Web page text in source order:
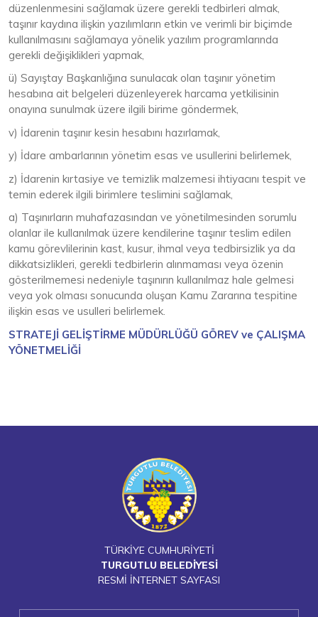
düzenlenmesini sağlamak üzere gerekli tedbirleri almak,
taşınır kaydına ilişkin yazılımların etkin ve verimli bir biçimde
kullanılmasını sağlamaya yönelik yazılım programlarında
gerekli değişiklikleri yapmak,
ü) Sayıştay Başkanlığına sunulacak olan taşınır yönetim
hesabına ait belgeleri düzenleyerek harcama yetkilisinin
onayına sunulmak üzere ilgili birime göndermek,
v) İdarenin taşınır kesin hesabını hazırlamak,
y) İdare ambarlarının yönetim esas ve usullerini belirlemek,
z) İdarenin kırtasiye ve temizlik malzemesi ihtiyacını tespit ve
temin ederek ilgili birimlere teslimini sağlamak,
a) Taşınırların muhafazasından ve yönetilmesinden sorumlu
olanlar ile kullanılmak üzere kendilerine taşınır teslim edilen
kamu görevlilerinin kast, kusur, ihmal veya tedbirsizlik ya da
dikkatsizlikleri, gerekli tedbirlerin alınmaması veya özenin
gösterilmemesi nedeniyle taşınırın kullanılmaz hale gelmesi
veya yok olması sonucunda oluşan Kamu Zararına tespitine
ilişkin esas ve usulleri belirlemek.
STRATEJİ GELİŞTİRME MÜDÜRLÜĞÜ GÖREV ve ÇALIŞMA
YÖNETMELİĞİ
TÜRKİYE CUMHURİYETİ
TURGUTLU BELEDİYESİ
RESMİ İNTERNET SAYFASI